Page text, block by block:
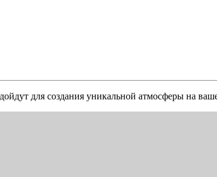
для создания уникальной атмосферы на